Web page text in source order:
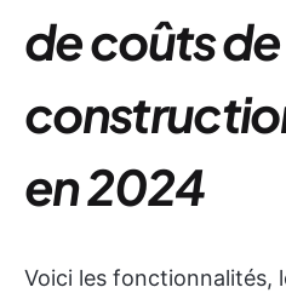
de coûts de
en 2024
Voici les fonctionnalités,